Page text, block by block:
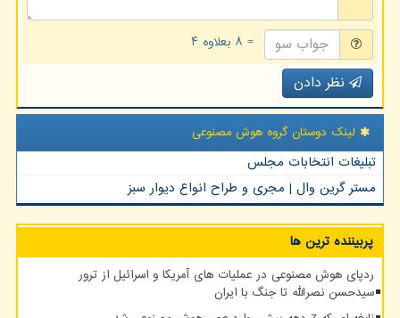
= ۸ بعلاوه ۴
نظر دادن
لینک دوستان گروه هوش مصنوعی
تبلیغات انتخابات مجلس
مستر گرین وال | مجری و طراح انواع دیوار سبز
پربیننده ترین ها
ردپای هوش مصنوعی در عملیات های آمریکا و اسرائیل از ترور
سیدحسن نصرالله تا جنگ با ایران